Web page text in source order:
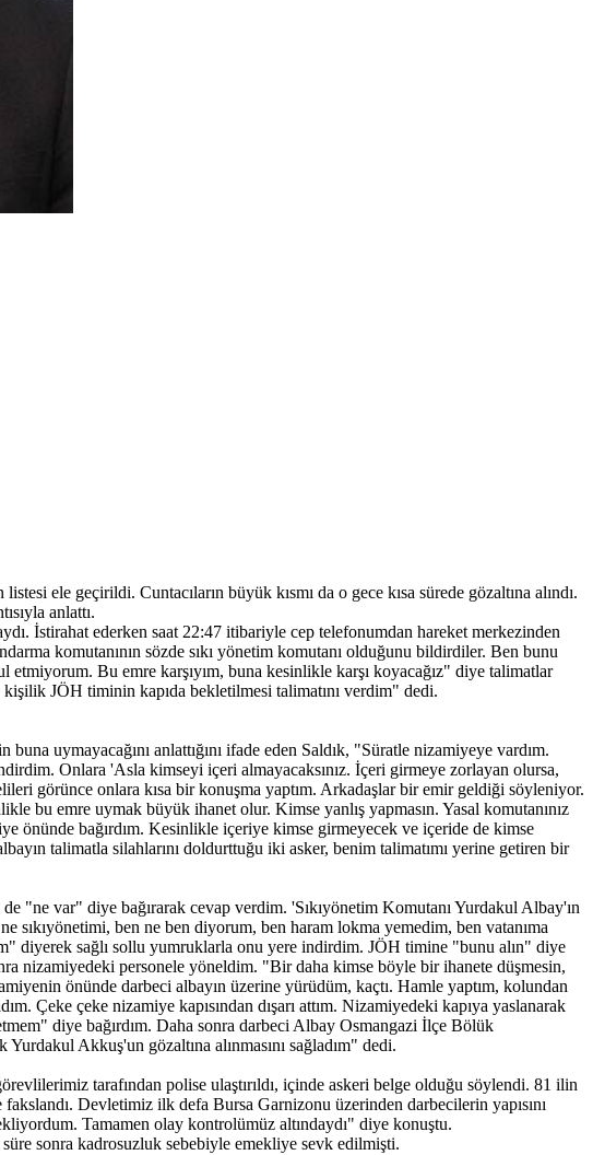
ele geçirildi. Cuntacıların büyük kısmı da o gece kısa sürede gözaltına alındı.
anlattı.
İstirahat ederken saat 22:47 itibariyle cep telefonumdan hareket merkezinden
komutanının sözde sıkı yönetim komutanı olduğunu bildirdiler. Ben bunu
Bu emre karşıyım, buna kesinlikle karşı koyacağız" diye talimatlar
JÖH timinin kapıda bekletilmesi talimatını verdim" dedi.
uymayacağını anlattığını ifade eden Saldık, "Süratle nizamiyeye vardım.
Onlara 'Asla kimseyi içeri almayacaksınız. İçeri girmeye zorlayan olursa,
görünce onlara kısa bir konuşma yaptım. Arkadaşlar bir emir geldiği söyleniyor.
bu emre uymak büyük ihanet olur. Kimse yanlış yapmasın. Yasal komutanınız
önünde bağırdım. Kesinlikle içeriye kimse girmeyecek ve içeride de kimse
talimatla silahlarını doldurttuğu iki asker, benim talimatımı yerine getiren bir
"ne var" diye bağırarak cevap verdim. 'Sıkıyönetim Komutanı Yurdakul Albay'ın
ben ne ben diyorum, ben haram lokma yemedim, ben vatanıma
diyerek sağlı sollu yumruklarla onu yere indirdim. JÖH timine "bunu alın" diye
nizamiyedeki personele yöneldim. "Bir daha kimse böyle bir ihanete düşmesin,
önünde darbeci albayın üzerine yürüdüm, kaçtı. Hamle yaptım, kolundan
Çeke çeke nizamiye kapısından dışarı attım. Nizamiyedeki kapıya yaslanarak
diye bağırdım. Daha sonra darbeci Albay Osmangazi İlçe Bölük
Akkuş'un gözaltına alınmasını sağladım" dedi.
tarafından polise ulaştırıldı, içinde askeri belge olduğu söylendi. 81 ilin
Devletimiz ilk defa Bursa Garnizonu üzerinden darbecilerin yapısını
Tamamen olay kontrolümüz altındaydı" diye konuştu.
sonra kadrosuzluk sebebiyle emekliye sevk edilmişti.